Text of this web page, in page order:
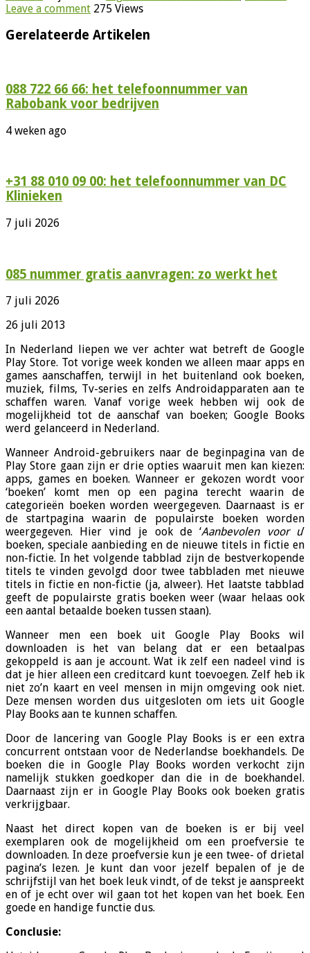
Leave a comment 275 Views
Gerelateerde Artikelen
088 722 66 66: het telefoonnummer van
Rabobank voor bedrijven
4 weken ago
+31 88 010 09 00: het telefoonnummer van DC
Klinieken
7 juli 2026
085 nummer gratis aanvragen: zo werkt het
7 juli 2026
26 juli 2013
In Nederland liepen we ver achter wat betreft de Google
Play Store. Tot vorige week konden we alleen maar apps en
games aanschaffen, terwijl in het buitenland ook boeken,
muziek, films, Tv-series en zelfs Androidapparaten aan te
schaffen waren. Vanaf vorige week hebben wij ook de
mogelijkheid tot de aanschaf van boeken; Google Books
werd gelanceerd in Nederland.
Wanneer Android-gebruikers naar de beginpagina van de
Play Store gaan zijn er drie opties waaruit men kan kiezen:
apps, games en boeken. Wanneer er gekozen wordt voor
‘boeken’ komt men op een pagina terecht waarin de
categorieën boeken worden weergegeven. Daarnaast is er
de startpagina waarin de populairste boeken worden
weergegeven. Hier vind je ook de ‘Aanbevolen voor u’
boeken, speciale aanbieding en de nieuwe titels in fictie en
non-fictie. In het volgende tabblad zijn de bestverkopende
titels te vinden gevolgd door twee tabbladen met nieuwe
titels in fictie en non-fictie (ja, alweer). Het laatste tabblad
geeft de populairste gratis boeken weer (waar helaas ook
een aantal betaalde boeken tussen staan).
Wanneer men een boek uit Google Play Books wil
downloaden is het van belang dat er een betaalpas
gekoppeld is aan je account. Wat ik zelf een nadeel vind is
dat je hier alleen een creditcard kunt toevoegen. Zelf heb ik
niet zo’n kaart en veel mensen in mijn omgeving ook niet.
Deze mensen worden dus uitgesloten om iets uit Google
Play Books aan te kunnen schaffen.
Door de lancering van Google Play Books is er een extra
concurrent ontstaan voor de Nederlandse boekhandels. De
boeken die in Google Play Books worden verkocht zijn
namelijk stukken goedkoper dan die in de boekhandel.
Daarnaast zijn er in Google Play Books ook boeken gratis
verkrijgbaar.
Naast het direct kopen van de boeken is er bij veel
exemplaren ook de mogelijkheid om een proefversie te
downloaden. In deze proefversie kun je een twee- of drietal
pagina’s lezen. Je kunt dan voor jezelf bepalen of je de
schrijfstijl van het boek leuk vindt, of de tekst je aanspreekt
en of je echt over wil gaan tot het kopen van het boek. Een
goede en handige functie dus.
Conclusie: